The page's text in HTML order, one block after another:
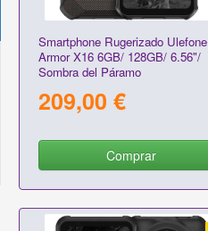
Smartphone Rugerizado Ulefone
Armor X16 6GB/ 128GB/ 6.56"/
Sombra del Páramo
209,00 €
Comprar